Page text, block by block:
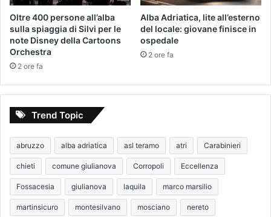
​Oltre 400 persone all’alba
sulla spiaggia di Silvi per le
note Disney della Cartoons
Orchestra
2 ore fa
Alba Adriatica, lite all’esterno
del locale: giovane finisce in
ospedale
2 ore fa
Trend Topic
abruzzo alba adriatica asl teramo atri Carabinieri
chieti comune giulianova Corropoli Eccellenza
Fossacesia giulianova laquila marco marsilio
martinsicuro montesilvano mosciano nereto